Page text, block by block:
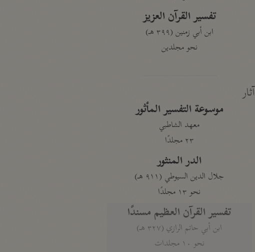
تفسير القرآن العزيز
ابن أبي زمنين (٣٩٩ هـ)
نحو مجلدين
آثار
موسوعة التفسير المأثور
معهد الشاطبي
٢٣ مجلدًا
الدر المنثور
جلال الدين السيوطي (٩١١ هـ)
نحو ١٣ مجلدًا
تفسير القرآن العظيم مسندًا
ابن أبي حاتم الرازي (٣٢٧ هـ)
نحو ١٠ مجلدات